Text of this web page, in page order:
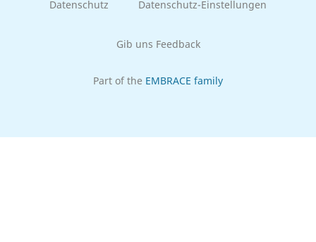
Datenschutz Datenschutz-Einstellungen
Gib uns Feedback
Part of the EMBRACE family